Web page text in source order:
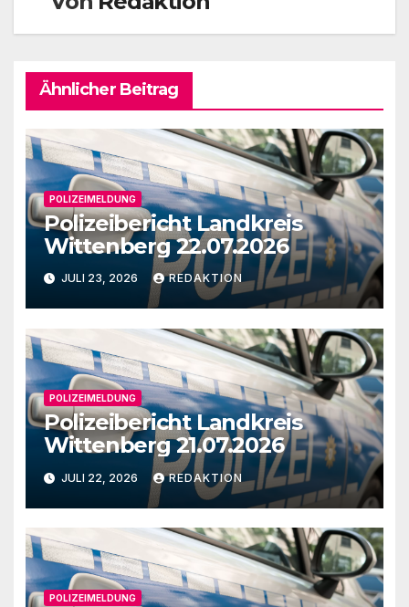
Ähnlicher Beitrag
POLIZEIMELDUNG
Polizeibericht Landkreis
Wittenberg 22.07.2026
JULI 23, 2026 REDAKTION
POLIZEIMELDUNG
Polizeibericht Landkreis
Wittenberg 21.07.2026
JULI 22, 2026 REDAKTION
POLIZEIMELDUNG